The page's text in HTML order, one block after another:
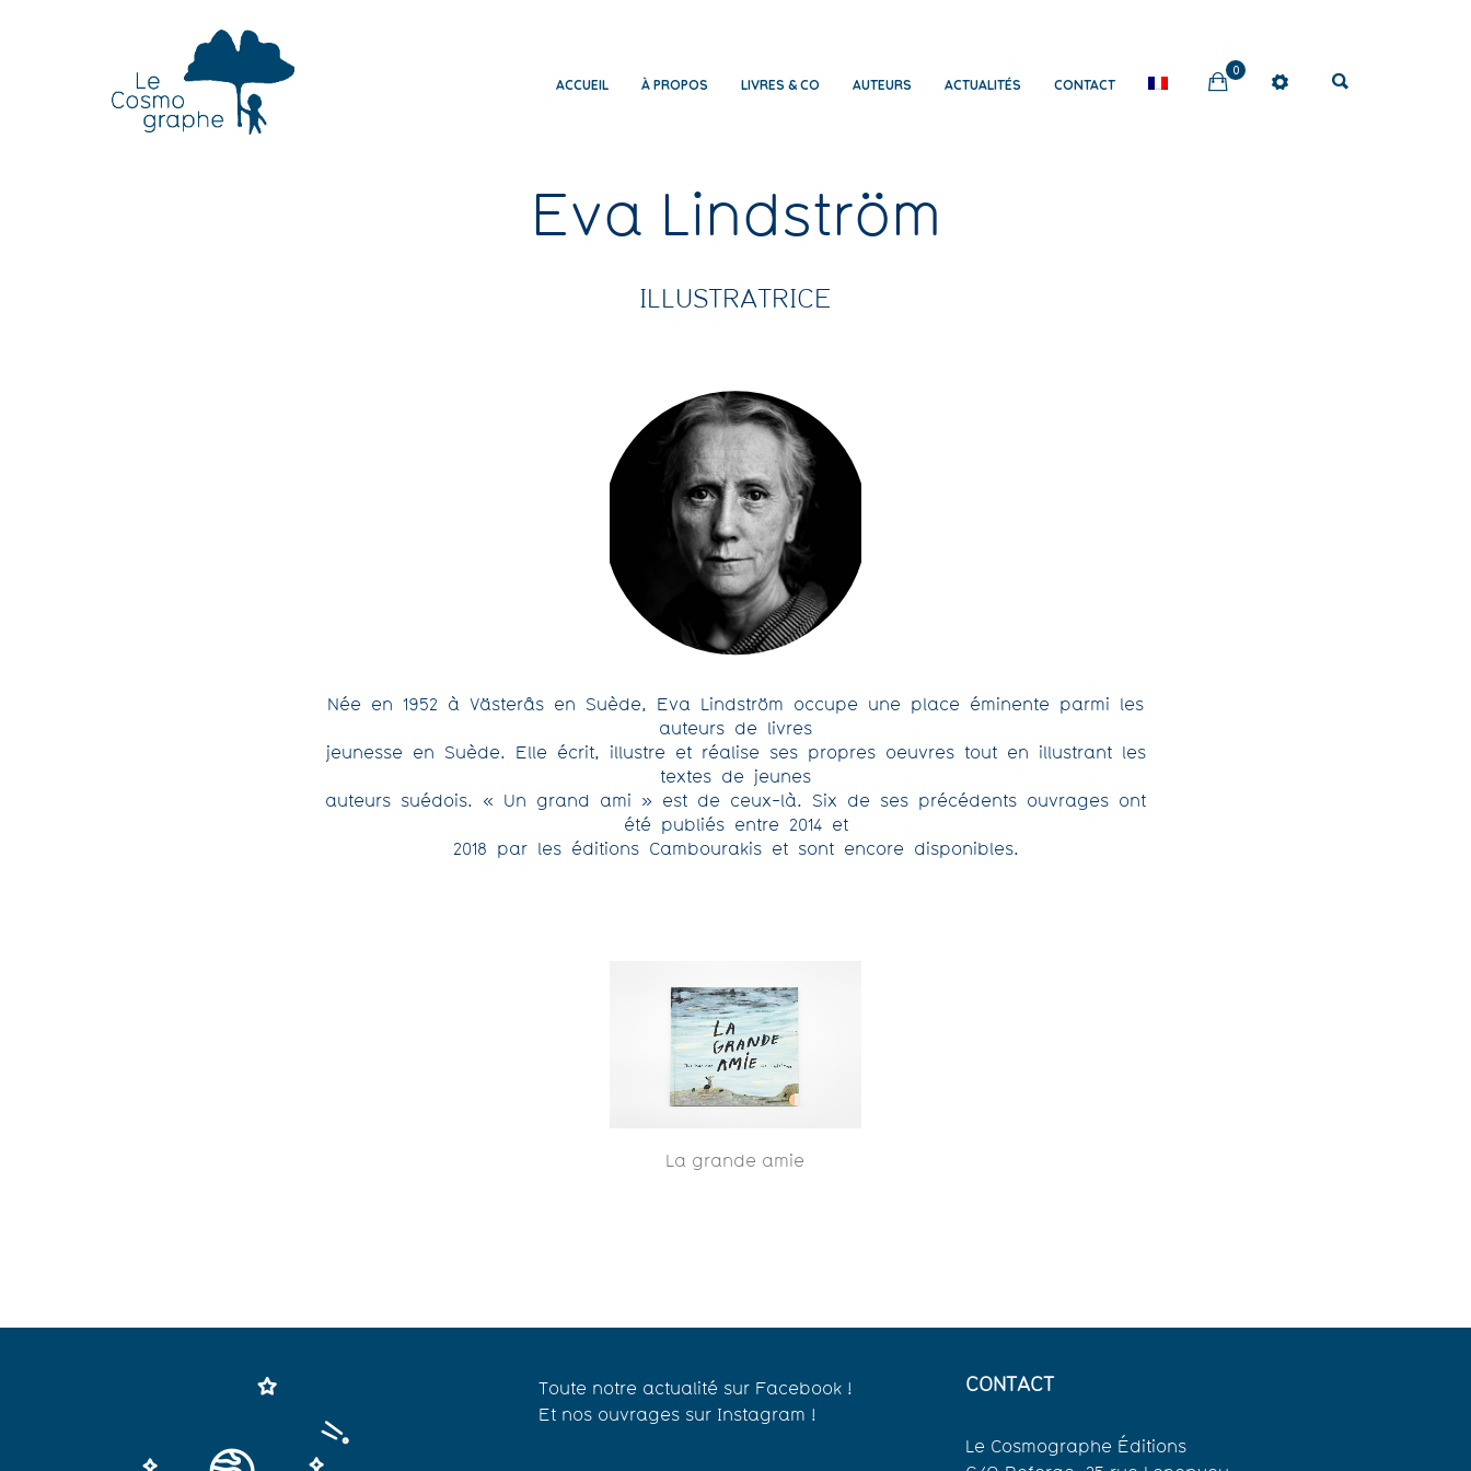
ACCUEIL À PROPOS LIVRES & CO AUTEURS ACTUALITÉS CONTACT
0
Eva Lindström
ILLUSTRATRICE
Née en 1952 à Västerås en Suède, Eva Lindström occupe une place éminente parmi les
auteurs de livres
jeunesse en Suède. Elle écrit, illustre et réalise ses propres oeuvres tout en illustrant les
textes de jeunes
auteurs suédois. « Un grand ami » est de ceux-là. Six de ses précédents ouvrages ont
été publiés entre 2014 et
2018 par les éditions Cambourakis et sont encore disponibles.
La grande amie
Toute notre actualité sur Facebook !
Et nos ouvrages sur Instagram !
CONTACT
Le Cosmographe Éditions